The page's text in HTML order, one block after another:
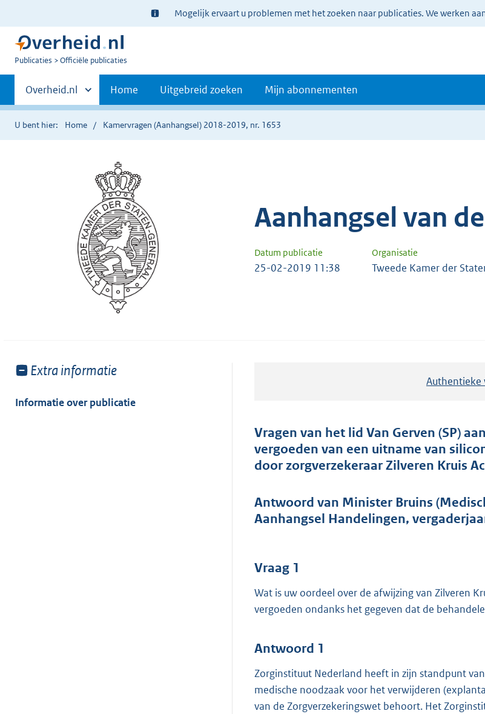
Ter
informatie:
Mogelijk ervaart u problemen met het zoeken naar publicaties. We werken
U
Publicaties Officiële publicaties
Primaire
navigatie
Andere
sites
binnen
Overheid.nl Home Uitgebreid zoeken Mijn abonnementen
U bent hier: Home Kamervragen (Aanhangsel) 2018-2019, nr. 1653
Aanhangsel van
Datum publicatie Organisatie
25-02-2019 11:38 Tweede Kamer der
Toon
van:
Extra informatie
Informatie over publicatie
Authentieke
Vragen van het lid Van Gerven (SP)
vergoeden van een uitname van
door zorgverzekeraar Zilveren Kruis
Antwoord van Minister Bruins
Aanhangsel Handelingen,
Vraag 1
Wat is uw oordeel over de afwijzing van Zilveren
vergoeden ondanks het gegeven dat de
Antwoord 1
Zorginstituut Nederland heeft in zijn standpunt
medische noodzaak voor het verwijderen
van de Zorgverzekeringswet behoort. Het